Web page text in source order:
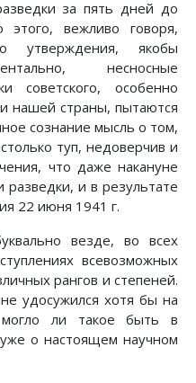
за пять дней до
вежливо говоря,
утверждения, якобы
несносные
советского, особенно
нашей страны, пытаются
сознание мысль о том,
туп, недоверчив и
что даже накануне
и в результате
22 июня 1941 г.
везде, во всех
всевозможных
рангов и степеней.
удосужился хотя бы на
могло ли такое быть в
о настоящем научном